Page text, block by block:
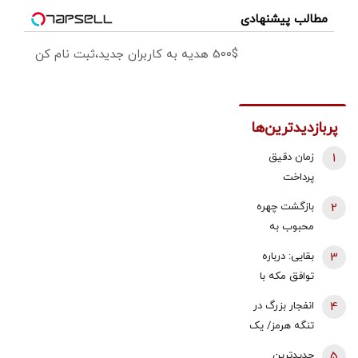
مطالب پیشنهادی
500$ هدیه به کاربران جدید،ثبت نام کن
پربازدیدترین‌ها
زمان دقیق
پرداخت
معوقات
بازنشستگان
اعلام شد
1
بازگشت چهره
محبوب به
2
بقایی: درباره
توافق مکه با
ایران صحبت
شده بود | تبادل
پیام با آمریکا از
3
انفجار بزرگ در
تنگه هرمز/ یک
4